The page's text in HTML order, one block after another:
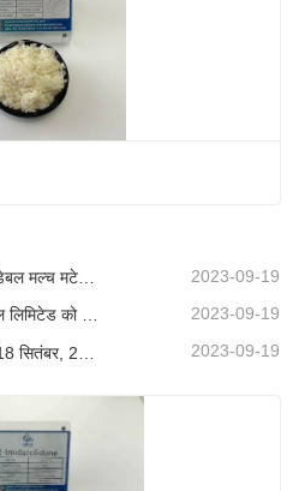
2023-09-19
6 से 8 सितंबर तक, हार्मनी केमिकल लिमिटेड को कोटिंग्स ट्रेंड्स एंड टेक्नोलॉजी समिट (सीटीटी) में प्रदर्शन के लिए आमंत्रित किया गया था। 2023-09-19
2023-09-19